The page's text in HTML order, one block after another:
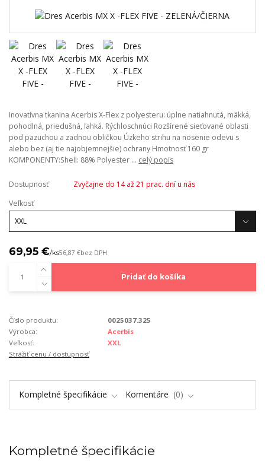
Inovatívna tkanina Acerbis X-Flex z polyesteru: úplne natiahnutá, mäkká,
pohodlná, priedušná, ľahká. Rýchloschnúci Rozšírené sieťované oblasti
pod pazuchou a zadnou obličkou Úzkeho strihu na nosenie odevu s
alebo bez (aj tie najobjemnejšie) ochrany Hmotnosť 160 gr
KOMPONENTY:Shell: 88% Polyester ... celý popis
Dostupnosť
Zvyčajne do 14 až 21 prac. dní u nás
Veľkosť
69,95 €/ks56,87 €bez DPH
Pridať do košíka
Číslo produktu:
0025037.325
Výrobca:
Acerbis
Veľkosť:
XXL
Strážiť cenu / dostupnosť
Kompletné špecifikácie Komentáre 0
Kompletné špecifikácie